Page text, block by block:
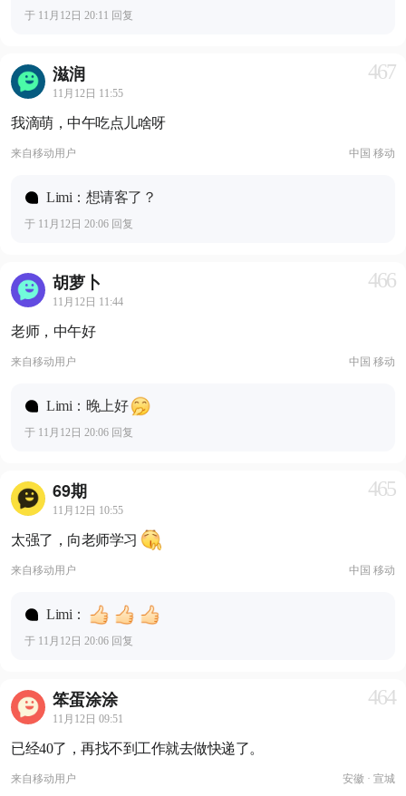
于 11月12日 20:11 回复
滋润
11月12日 11:55
467
我滴萌，中午吃点儿啥呀
来自移动用户 中国 移动
Limi：想请客了？
于 11月12日 20:06 回复
胡萝卜
11月12日 11:44
466
老师，中午好
来自移动用户 中国 移动
Limi：晚上好
于 11月12日 20:06 回复
69期
11月12日 10:55
465
太强了，向老师学习
来自移动用户 中国 移动
Limi：
于 11月12日 20:06 回复
笨蛋涂涂
11月12日 09:51
464
已经40了，再找不到工作就去做快递了。
来自移动用户 安徽 · 宣城